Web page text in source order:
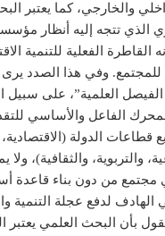
والخارجي، كما يعتبر
الذي تتجه إليه أنظار
القاطرة الفعلية للتنمية
للمجتمع. وفي هذا الصدد
العلمية”، على سبيل
الفاعل والأساسي
الدولة (الاقتصادية،
والتربوية، والثقافية)، ولا
مجتمع من دون بناء قاعدة
لدفع عجلة التنمية
بأن البحث العلمي يعتبر